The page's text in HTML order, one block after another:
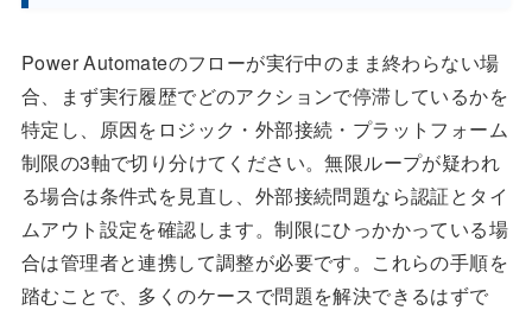
Power Automateのフローが実行中のまま終わらない場
合、まず実行履歴でどのアクションで停滞しているかを
特定し、原因をロジック・外部接続・プラットフォーム
制限の3軸で切り分けてください。無限ループが疑われ
る場合は条件式を見直し、外部接続問題なら認証とタイ
ムアウト設定を確認します。制限にひっかかっている場
合は管理者と連携して調整が必要です。これらの手順を
踏むことで、多くのケースで問題を解決できるはずで